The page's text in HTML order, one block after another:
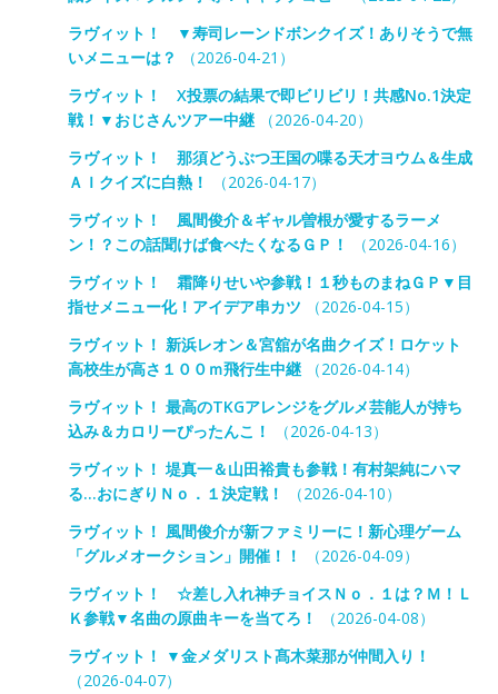
ラヴィット！ ▼寿司レーンドボンクイズ！ありそうで無
いメニューは？
（2026-04-21）
ラヴィット！ X投票の結果で即ビリビリ！共感No.1決定
戦！▼おじさんツアー中継（2026-04-20）
ラヴィット！ 那須どうぶつ王国の喋る天才ヨウム＆生成
ＡＩクイズに白熱！
（2026-04-17）
ラヴィット！ 風間俊介＆ギャル曽根が愛するラーメ
ン！？この話聞けば食べたくなるＧＰ！
（2026-04-16）
ラヴィット！ 霜降りせいや参戦！１秒ものまねＧＰ▼目
指せメニュー化！アイデア串カツ （2026-04-15）
ラヴィット！ 新浜レオン＆宮舘が名曲クイズ！ロケット
高校生が高さ１００ｍ飛行生中継（2026-04-14）
ラヴィット！ 最高のTKGアレンジをグルメ芸能人が持ち
込み＆カロリーぴったんこ！
（2026-04-13）
ラヴィット！ 堤真一＆山田裕貴も参戦！有村架純にハマ
る…おにぎりＮｏ．１決定戦！
（2026-04-10）
ラヴィット！ 風間俊介が新ファミリーに！新心理ゲーム
「グルメオークション」開催！！
（2026-04-09）
ラヴィット！ ☆差し入れ神チョイスＮｏ．１は？Ｍ！Ｌ
Ｋ参戦▼名曲の原曲キーを当てろ！
（2026-04-08）
ラヴィット！ ▼金メダリスト髙木菜那が仲間入り！
（2026-04-07）